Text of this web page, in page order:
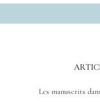
Les manuscrits